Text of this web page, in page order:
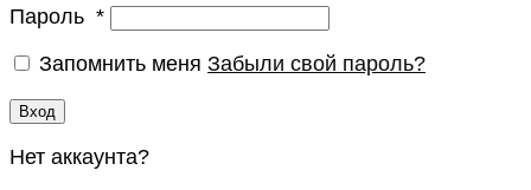
Пароль *
Запомнить меня Забыли свой пароль?
Вход
Нет аккаунта?